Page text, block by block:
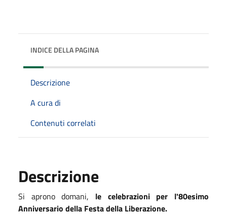
INDICE DELLA PAGINA
Descrizione
A cura di
Contenuti correlati
Descrizione
Si aprono domani, le celebrazioni per l'80esimo
Anniversario della Festa della Liberazione.